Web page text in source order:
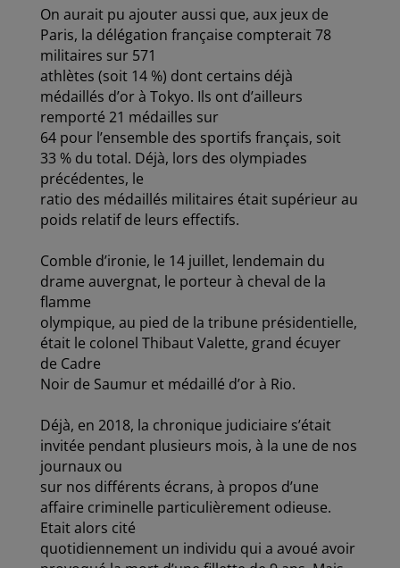
On aurait pu ajouter aussi que, aux jeux de
Paris, la délégation française compterait 78
militaires sur 571
athlètes (soit 14 %) dont certains déjà
médaillés d’or à Tokyo. Ils ont d’ailleurs
remporté 21 médailles sur
64 pour l’ensemble des sportifs français, soit
33 % du total. Déjà, lors des olympiades
précédentes, le
ratio des médaillés militaires était supérieur au
poids relatif de leurs effectifs.
Comble d’ironie, le 14 juillet, lendemain du
drame auvergnat, le porteur à cheval de la
flamme
olympique, au pied de la tribune présidentielle,
était le colonel Thibaut Valette, grand écuyer
de Cadre
Noir de Saumur et médaillé d’or à Rio.
Déjà, en 2018, la chronique judiciaire s’était
invitée pendant plusieurs mois, à la une de nos
journaux ou
sur nos différents écrans, à propos d’une
affaire criminelle particulièrement odieuse.
Etait alors cité
quotidiennement un individu qui a avoué avoir